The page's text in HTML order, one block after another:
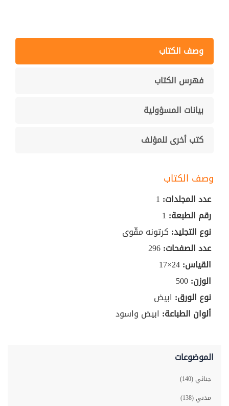
وصف الكتاب
فهرس الكتاب
بيانات المسؤولية
كتب أخرى للمؤلف
وصف الكتاب
عدد المجلدات: 1
رقم الطبعة: 1
نوع التجليد: كرتونه مقّوى
عدد الصفحات:296
القياس:24×17
الوزن:500
نوع الورق: ابيض
ألوان الطباعة: ابيض واسود
الموضوعات
جنائي (140)
مدني (138)